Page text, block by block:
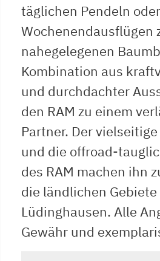
täglichen Pendeln
Wochenendausflügen
nahegelegenen
Kombination aus
und durchdachter
den RAM zu einem
Partner. Der
und die offroad-
des RAM machen ihn
die ländlichen
Lüdinghausen. Alle
Gewähr und